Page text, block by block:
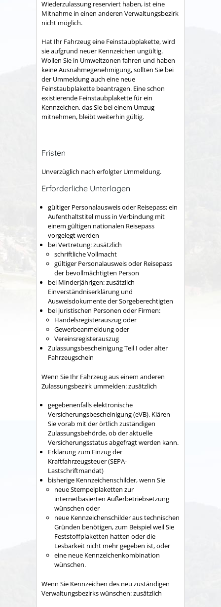
Wiederzulassung reserviert haben, ist eine
Mitnahme in einen anderen Verwaltungsbezirk
nicht möglich.
Hat Ihr Fahrzeug eine Feinstaubplakette, wird
sie aufgrund neuer Kennzeichen ungültig.
Wollen Sie in Umweltzonen fahren und haben
keine Ausnahmegenehmigung, sollten Sie bei
der Ummeldung auch eine neue
Feinstaubplakette beantragen. Eine schon
existierende Feinstaubplakette für ein
Kennzeichen, das Sie bei einem Umzug
mitnehmen, bleibt weiterhin gültig.
Fristen
Unverzüglich nach erfolgter Ummeldung.
Erforderliche Unterlagen
gültiger Personalausweis oder Reisepass; ein
Aufenthaltstitel muss in Verbindung mit
einem gültigen nationalen Reisepass
vorgelegt werden
bei Vertretung: zusätzlich
schriftliche Vollmacht
gültiger Personalausweis oder Reisepass
der bevollmächtigten Person
bei Minderjährigen: zusätzlich
Einverständniserklärung und
Ausweisdokumente der Sorgeberechtigten
bei juristischen Personen oder Firmen:
Handelsregisterauszug oder
Gewerbeanmeldung oder
Vereinsregisterauszug
Zulassungsbescheinigung Teil I oder alter
Fahrzeugschein
Wenn Sie Ihr Fahrzeug aus einem anderen
Zulassungsbezirk ummelden: zusätzlich
gegebenenfalls elektronische
Versicherungsbescheinigung (eVB). Klären
Sie vorab mit der örtlich zuständigen
Zulassungsbehörde, ob der aktuelle
Versicherungsstatus abgefragt werden kann.
Erklärung zum Einzug der
Kraftfahrzeugsteuer (SEPA-
Lastschriftmandat)
bisherige Kennzeichenschilder, wenn Sie
neue Stempelplaketten zur
internetbasierten Außerbetriebsetzung
wünschen oder
neue Kennzeichenschilder aus technischen
Gründen benötigen, zum Beispiel weil Sie
Feststoffplaketten hatten oder die
Lesbarkeit nicht mehr gegeben ist, oder
eine neue Kennzeichenkombination
wünschen.
Wenn Sie Kennzeichen des neu zuständigen
Verwaltungsbezirks wünschen: zusätzlich